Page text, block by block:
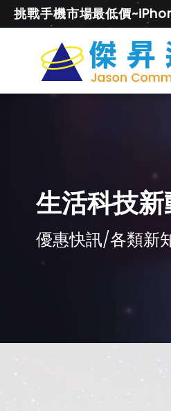
挑戰手機市場最低價
生活科技
優惠快訊/各類新